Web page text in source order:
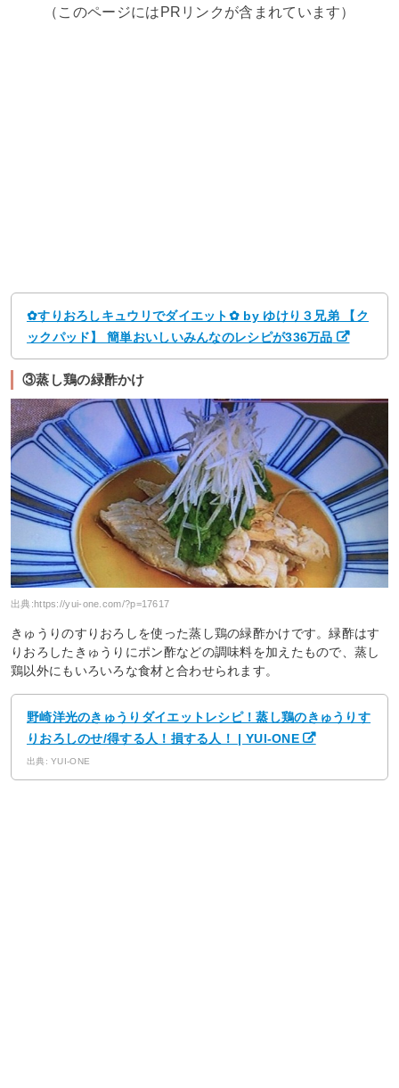
（このページにはPRリンクが含まれています）
✿すりおろしキュウリでダイエット✿ by ゆけり３兄弟 【ク
ックパッド】 簡単おいしいみんなのレシピが336万品
③蒸し鶏の緑酢かけ
出典: https://yui-one.com/?p=17617
きゅうりのすりおろしを使った蒸し鶏の緑酢かけです。緑酢はす
りおろしたきゅうりにポン酢などの調味料を加えたもので、蒸し
鶏以外にもいろいろな食材と合わせられます。
野崎洋光のきゅうりダイエットレシピ！蒸し鶏のきゅうりす
りおろしのせ/得する人！損する人！ | YUI-ONE
出典: YUI-ONE